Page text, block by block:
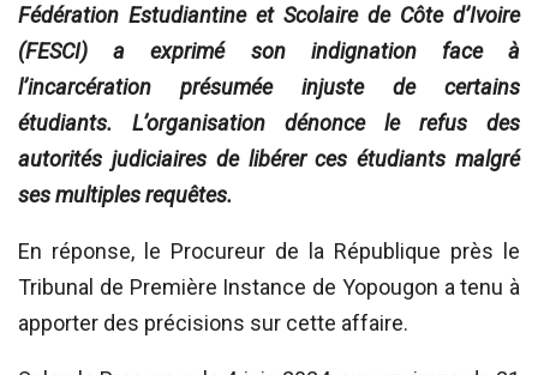
Fédération Estudiantine et Scolaire de Côte d’Ivoire
(FESCI) a exprimé son indignation face à
l’incarcération présumée injuste de certains
étudiants. L’organisation dénonce le refus des
autorités judiciaires de libérer ces étudiants malgré
ses multiples requêtes.
En réponse, le Procureur de la République près le
Tribunal de Première Instance de Yopougon a tenu à
apporter des précisions sur cette affaire.